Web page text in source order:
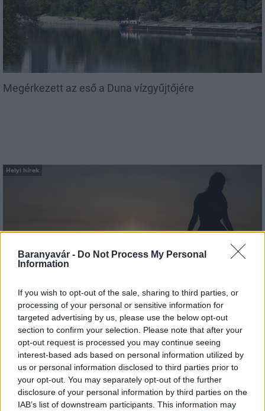
Baranyavár - Do Not Process My Personal
Information
If you wish to opt-out of the sale, sharing to third parties, or
processing of your personal or sensitive information for
targeted advertising by us, please use the below opt-out
section to confirm your selection. Please note that after your
opt-out request is processed you may continue seeing
interest-based ads based on personal information utilized by
us or personal information disclosed to third parties prior to
your opt-out. You may separately opt-out of the further
disclosure of your personal information by third parties on the
IAB’s list of downstream participants. This information may
Megérkezett az eső a Duna vízgyűjtőjére
Helyi hírek
Amire többmillióan vártunk: szombattól másodfokúra
Országos hírek